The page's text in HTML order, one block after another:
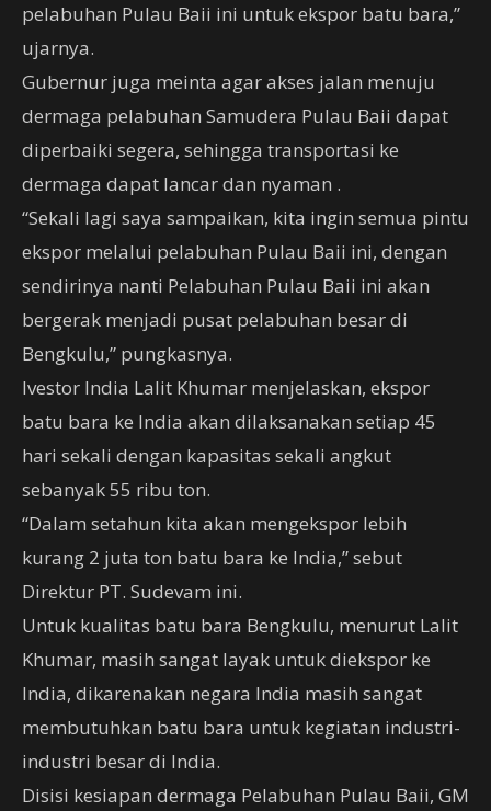
pelabuhan Pulau Baii ini untuk ekspor batu bara,”
ujarnya.
Gubernur juga meinta agar akses jalan menuju
dermaga pelabuhan Samudera Pulau Baii dapat
diperbaiki segera, sehingga transportasi ke
dermaga dapat lancar dan nyaman .
“Sekali lagi saya sampaikan, kita ingin semua pintu
ekspor melalui pelabuhan Pulau Baii ini, dengan
sendirinya nanti Pelabuhan Pulau Baii ini akan
bergerak menjadi pusat pelabuhan besar di
Bengkulu,” pungkasnya.
Ivestor India Lalit Khumar menjelaskan, ekspor
batu bara ke India akan dilaksanakan setiap 45
hari sekali dengan kapasitas sekali angkut
sebanyak 55 ribu ton.
“Dalam setahun kita akan mengekspor lebih
kurang 2 juta ton batu bara ke India,” sebut
Direktur PT. Sudevam ini.
Untuk kualitas batu bara Bengkulu, menurut Lalit
Khumar, masih sangat layak untuk diekspor ke
India, dikarenakan negara India masih sangat
membutuhkan batu bara untuk kegiatan industri-
industri besar di India.
Disisi kesiapan dermaga Pelabuhan Pulau Baii, GM